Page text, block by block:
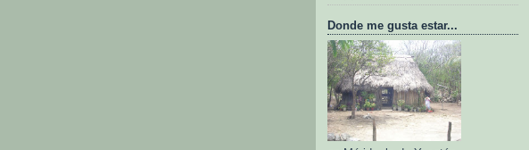
Donde me gusta estar...